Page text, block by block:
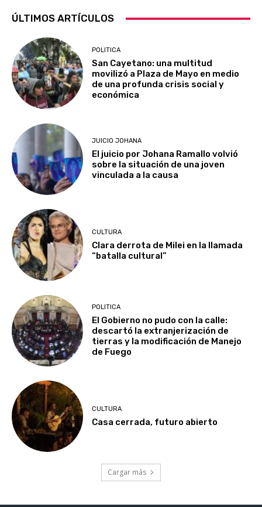
ÚLTIMOS ARTÍCULOS
POLITICA
San Cayetano: una multitud
movilizó a Plaza de Mayo en medio
de una profunda crisis social y
económica
JUICIO JOHANA
El juicio por Johana Ramallo volvió
sobre la situación de una joven
vinculada a la causa
CULTURA
Clara derrota de Milei en la llamada
“batalla cultural”
POLITICA
El Gobierno no pudo con la calle:
descartó la extranjerización de
tierras y la modificación de Manejo
de Fuego
CULTURA
Casa cerrada, futuro abierto
Cargar más